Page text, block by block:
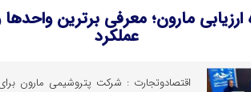
مارون؛ معرفی برترین واحدها
عملکرد
اقتصادوتجارت : شرکت پتروشیمی مارون